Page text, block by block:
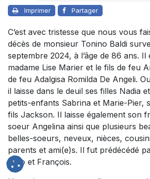
Imprimer Partager
C’est avec tristesse que nous vous
décès de monsieur Tonino Baldi
septembre 2024, à l’âge de 86 ans. Il
madame Lise Marier et le fils de feu
de feu Adalgisa Romilda De Angeli.
il laisse dans le deuil ses filles Nadia
petits-enfants Sabrina et Marie-Pier,
fils Jackson. Il laisse également son
soeur Angelina ainsi que plusieurs
belles-soeurs, neveux, nièces,
parents et ami(e)s. Il fut prédécédé
Dino et François.